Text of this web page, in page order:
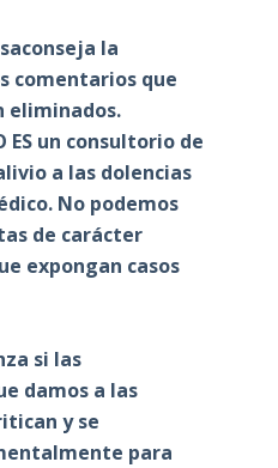
la
comentarios que
eliminados.
ES un consultorio de
a las dolencias
No podemos
de carácter
expongan casos
si las
damos a las
y se
para